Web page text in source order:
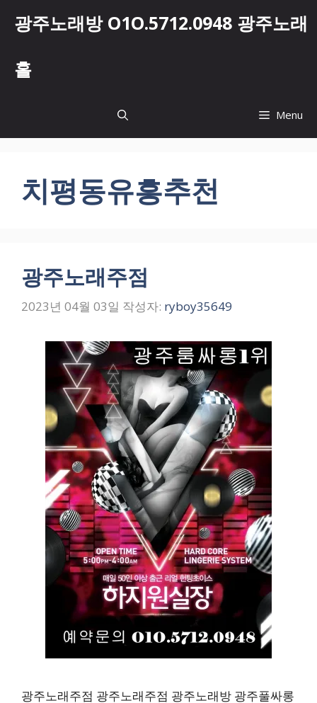
광주노래방 O1O.5712.0948 광주노래
홀
Menu
치평동유흥추천
광주노래주점
2023년 04월 03일 작성자: ryboy35649
광주노래주점 광주노래주점 광주노래방 광주풀싸롱